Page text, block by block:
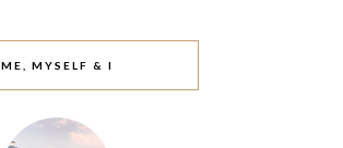
ME, MYSELF & I